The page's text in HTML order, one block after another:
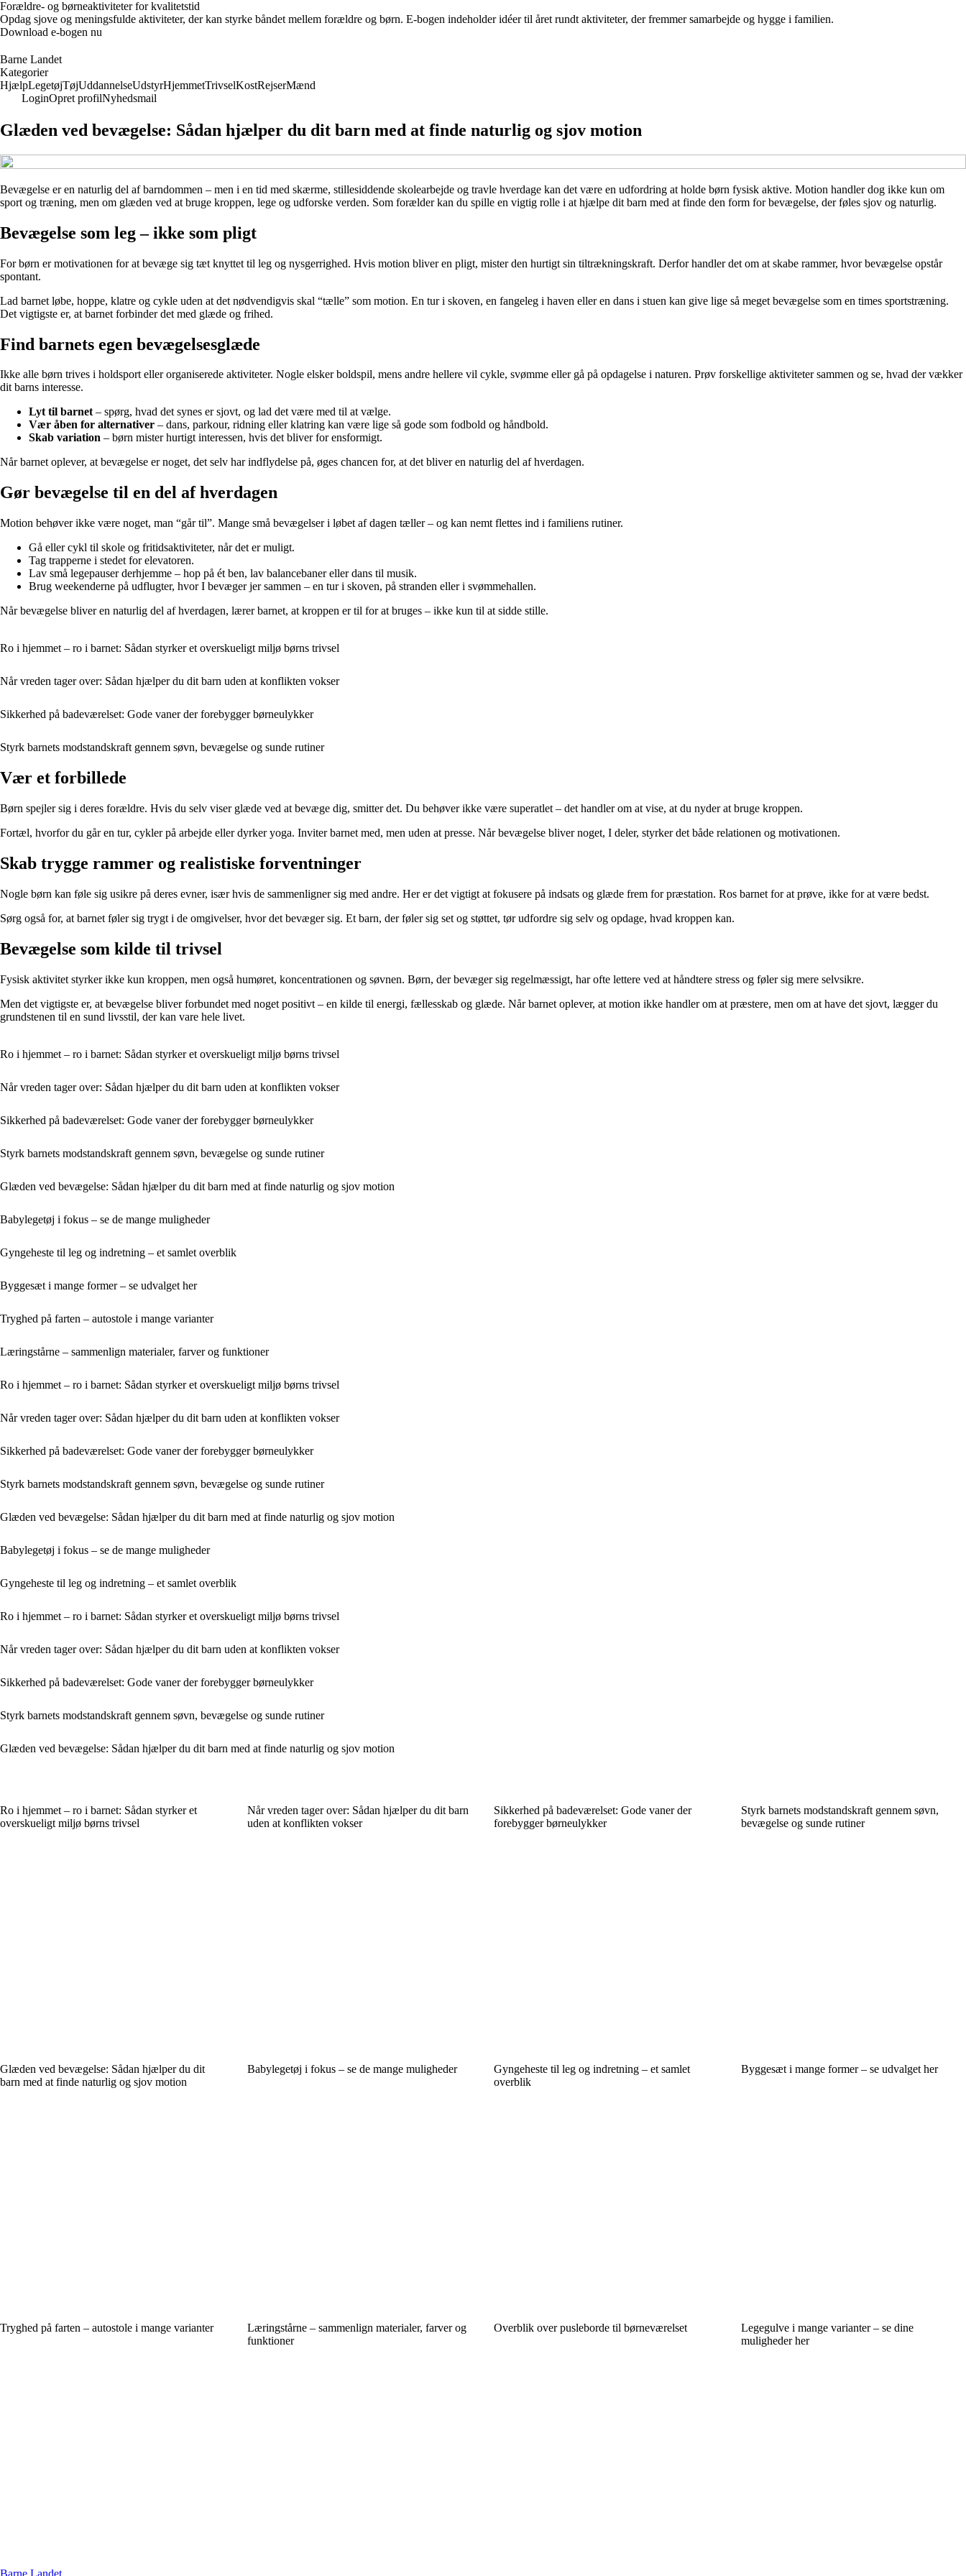
Forældre- og børneaktiviteter for kvalitetstid
Opdag sjove og meningsfulde aktiviteter, der kan styrke båndet mellem forældre og børn. E-bogen indeholder idéer til året rundt aktiviteter, der fremmer samarbejde og hygge i familien.
Download e-bogen nu
Barne Landet
Kategorier
HjælpLegetøjTøjUddannelseUdstyrHjemmetTrivselKostRejserMænd
LoginOpret profilNyhedsmail
Glæden ved bevægelse: Sådan hjælper du dit barn med at finde naturlig og sjov motion
Bevægelse er en naturlig del af barndommen – men i en tid med skærme, stillesiddende skolearbejde og travle hverdage kan det være en udfordring at holde børn fysisk aktive. Motion handler dog ikke kun om
sport og træning, men om glæden ved at bruge kroppen, lege og udforske verden. Som forælder kan du spille en vigtig rolle i at hjælpe dit barn med at finde den form for bevægelse, der føles sjov og naturlig.
Bevægelse som leg – ikke som pligt
For børn er motivationen for at bevæge sig tæt knyttet til leg og nysgerrighed. Hvis motion bliver en pligt, mister den hurtigt sin tiltrækningskraft. Derfor handler det om at skabe rammer, hvor bevægelse opstår
spontant.
Lad barnet løbe, hoppe, klatre og cykle uden at det nødvendigvis skal “tælle” som motion. En tur i skoven, en fangeleg i haven eller en dans i stuen kan give lige så meget bevægelse som en times sportstræning.
Det vigtigste er, at barnet forbinder det med glæde og frihed.
Find barnets egen bevægelsesglæde
Ikke alle børn trives i holdsport eller organiserede aktiviteter. Nogle elsker boldspil, mens andre hellere vil cykle, svømme eller gå på opdagelse i naturen. Prøv forskellige aktiviteter sammen og se, hvad der vækker
dit barns interesse.
Lyt til barnet– spørg, hvad det synes er sjovt, og lad det være med til at vælge.
Vær åben for alternativer – dans, parkour, ridning eller klatring kan være lige så gode som fodbold og håndbold.
Skab variation – børn mister hurtigt interessen, hvis det bliver for ensformigt.
Når barnet oplever, at bevægelse er noget, det selv har indflydelse på, øges chancen for, at det bliver en naturlig del af hverdagen.
Gør bevægelse til en del af hverdagen
Motion behøver ikke være noget, man “går til”. Mange små bevægelser i løbet af dagen tæller – og kan nemt flettes ind i familiens rutiner.
Gå eller cykl til skole og fritidsaktiviteter, når det er muligt.
Tag trapperne i stedet for elevatoren.
Lav små legepauser derhjemme – hop på ét ben, lav balancebaner eller dans til musik.
Brug weekenderne på udflugter, hvor I bevæger jer sammen – en tur i skoven, på stranden eller i svømmehallen.
Når bevægelse bliver en naturlig del af hverdagen, lærer barnet, at kroppen er til for at bruges – ikke kun til at sidde stille.
Ro i hjemmet – ro i barnet: Sådan styrker et overskueligt miljø børns trivsel
Når vreden tager over: Sådan hjælper du dit barn uden at konflikten vokser
Sikkerhed på badeværelset: Gode vaner der forebygger børneulykker
Styrk barnets modstandskraft gennem søvn, bevægelse og sunde rutiner
Vær et forbillede
Børn spejler sig i deres forældre. Hvis du selv viser glæde ved at bevæge dig, smitter det. Du behøver ikke være superatlet – det handler om at vise, at du nyder at bruge kroppen.
Fortæl, hvorfor du går en tur, cykler på arbejde eller dyrker yoga. Inviter barnet med, men uden at presse. Når bevægelse bliver noget, I deler, styrker det både relationen og motivationen.
Skab trygge rammer og realistiske forventninger
Nogle børn kan føle sig usikre på deres evner, især hvis de sammenligner sig med andre. Her er det vigtigt at fokusere på indsats og glæde frem for præstation. Ros barnet for at prøve, ikke for at være bedst.
Sørg også for, at barnet føler sig trygt i de omgivelser, hvor det bevæger sig. Et barn, der føler sig set og støttet, tør udfordre sig selv og opdage, hvad kroppen kan.
Bevægelse som kilde til trivsel
Fysisk aktivitet styrker ikke kun kroppen, men også humøret, koncentrationen og søvnen. Børn, der bevæger sig regelmæssigt, har ofte lettere ved at håndtere stress og føler sig mere selvsikre.
Men det vigtigste er, at bevægelse bliver forbundet med noget positivt – en kilde til energi, fællesskab og glæde. Når barnet oplever, at motion ikke handler om at præstere, men om at have det sjovt, lægger du
grundstenen til en sund livsstil, der kan vare hele livet.
Ro i hjemmet – ro i barnet: Sådan styrker et overskueligt miljø børns trivsel
Når vreden tager over: Sådan hjælper du dit barn uden at konflikten vokser
Sikkerhed på badeværelset: Gode vaner der forebygger børneulykker
Styrk barnets modstandskraft gennem søvn, bevægelse og sunde rutiner
Glæden ved bevægelse: Sådan hjælper du dit barn med at finde naturlig og sjov motion
Babylegetøj i fokus – se de mange muligheder
Gyngeheste til leg og indretning – et samlet overblik
Byggesæt i mange former – se udvalget her
Tryghed på farten – autostole i mange varianter
Læringstårne – sammenlign materialer, farver og funktioner
Ro i hjemmet – ro i barnet: Sådan styrker et overskueligt miljø børns trivsel
Når vreden tager over: Sådan hjælper du dit barn uden at konflikten vokser
Sikkerhed på badeværelset: Gode vaner der forebygger børneulykker
Styrk barnets modstandskraft gennem søvn, bevægelse og sunde rutiner
Glæden ved bevægelse: Sådan hjælper du dit barn med at finde naturlig og sjov motion
Babylegetøj i fokus – se de mange muligheder
Gyngeheste til leg og indretning – et samlet overblik
Ro i hjemmet – ro i barnet: Sådan styrker et overskueligt miljø børns trivsel
Når vreden tager over: Sådan hjælper du dit barn uden at konflikten vokser
Sikkerhed på badeværelset: Gode vaner der forebygger børneulykker
Styrk barnets modstandskraft gennem søvn, bevægelse og sunde rutiner
Glæden ved bevægelse: Sådan hjælper du dit barn med at finde naturlig og sjov motion
Ro i hjemmet – ro i barnet: Sådan styrker et
overskueligt miljø børns trivsel
Når vreden tager over: Sådan hjælper du dit barn
uden at konflikten vokser
Sikkerhed på badeværelset: Gode vaner der
forebygger børneulykker
Styrk barnets modstandskraft gennem søvn,
bevægelse og sunde rutiner
Glæden ved bevægelse: Sådan hjælper du dit
barn med at finde naturlig og sjov motion
Babylegetøj i fokus – se de mange muligheder
Gyngeheste til leg og indretning – et samlet
overblik
Byggesæt i mange former – se udvalget her
Tryghed på farten – autostole i mange varianter
Læringstårne – sammenlign materialer, farver og
funktioner
Overblik over pusleborde til børneværelset
Legegulve i mange varianter – se dine
muligheder her
Barne Landet